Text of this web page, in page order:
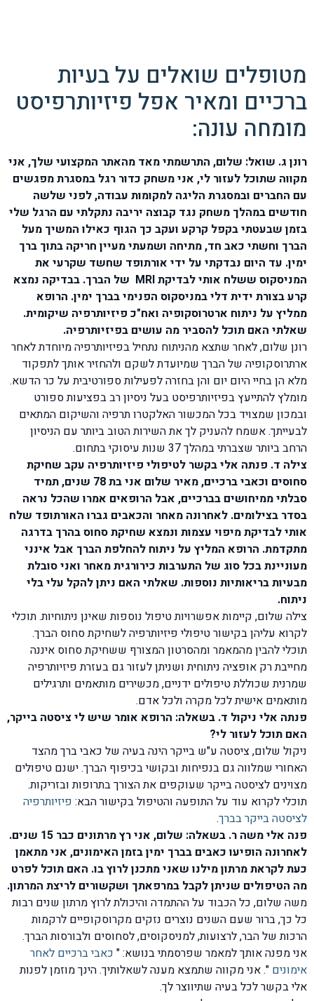
מטופלים שואלים על בעיות
ברכיים ומאיר אפל פיזיותרפיסט
מומחה עונה:
רונן ג. שואל: שלום, התרשמתי מאד מהאתר המקצועי שלך, אני
מקווה שתוכל לעזור לי, אני משחק כדור רגל במסגרת מפגשים
עם החברים ובמסגרת הליגה למקומות עבודה, לפני שלשה
חודשים במהלך משחק נגד קבוצה יריבה נתקלתי עם הרגל שלי
בזמן שבעטתי בקפל קרקע ועקב כך הגוף כאילו המשיך מעל
הברך וחשתי כאב חד, מתיחה ושמעתי מעיין חריקה בתוך ברך
ימין. עד היום נבדקתי על ידי אורתופד שחשד שקרעי את
המניסקוס ששלח אותי לבדיקת MRI של הברך. בבדיקה נמצא
קרע בצורת ידית דלי במניסקוס הפנימי בברך ימין. הרופא
ממליץ על ניתוח ארטרוסקופיה ואח"כ פיזיותרפיה שיקומית.
שאלתי האם תוכל להסביר מה עושים בפיזיותרפיה.
רונן שלום, לאחר שתצא מהניתוח נתחיל בפיזיותרפיה מיוחדת לאחר
ארתרוסקופיה של הברך שמיועדת לשקם ולהחזיר אותך לתפקוד
מלא הן בחיי היום יום והן בחזרה לפעילות ספורטיבית על כר הדשא.
מומלץ להתייעץ בפיזיותרפיסט בעל ניסיון רב בפציעות ספורט
ובמכון שמצויד בכל המכשור האלקטרו תרפיה והשיקום המתאים
לבעייתך. אשמח להעניק לך את השירות הטוב ביותר עם הניסיון
הרחב ביותר שצברתי במהלך 37 שנות עיסוקי בתחום.
צילה ד. פנתה אלי בקשר לטיפולי פיזיותרפיה עקב שחיקת
סחוסים וכאבי ברכיים, מאיר שלום אני בת 78 שנים, תמיד
סבלתי ממיחושים בברכיים, אבל הרופאים אמרו שהכל נראה
בסדר בצילומים. לאחרונה מאחר והכאבים גברו האורתופד שלח
אותי לבדיקת מיפוי עצמות ונמצא שחיקת סחוס בהרך בדרגה
מתקדמת. הרופא המליץ על ניתוח להחלפת הברך אבל אינני
מעוניינת בכל סוג של התערבות כירורגית מאחר ואני סובלת
מבעיות בריאותיות נוספות. שאלתי האם ניתן להקל עלי בלי
ניתוח.
צילה שלום, קיימות אפשרויות טיפול נוספות שאינן ניתוחיות. תוכלי
לקרוא עליהן בקישור טיפולי פיזיותרפיה לשחיקת סחוס הברך.
תוכלי להבין מהמאמר ומהסרטון המצורף ששחיקת סחוס איננה
מחייבת רק אופציה ניתוחית ושניתן לעזור גם בעזרת פיזיותרפיה
שמרנית שכוללת טיפולים ידניים, מכשירים מותאמים ותרגילים
מותאמים אישית לכל מקרה ולכל אדם.
פנתה אלי ניקול ד. בשאלה: הרופא אומר שיש לי ציסטה בייקר,
האם תוכל לעזור לי?
ניקול שלום, ציסטה ע"ש בייקר הינה בעיה של כאבי ברך מהצד
האחורי שמלווה גם בנפיחות ובקושי בכיפוף הברך. ישנם טיפולים
מצוינים לציסטה בייקר שעוקפים את הצורך בתרופות ובזריקות.
תוכלי לקרוא עוד על התופעה והטיפול בקישור הבא: פיזיותרפיה
לציסטה בייקר בברך.
פנה אלי משה ר. בשאלה: שלום, אני רץ מרתונים כבר 15 שנים.
לאחרונה הופיעו כאבים בברך ימין בזמן האימונים, אני מתאמן
כעת לקראת מרתון מילנו שאני מתכנן לרוץ בו. האם תוכל לפרט
מה הטיפולים שניתן לקבל במרפאתך ושקשורים לריצת המרתון.
משה שלום, כל הכבוד על ההתמדה והיכולת לרוץ מרתון שנים רבות
כל כך, ברור שעם השנים נוצרים נזקים מקרוסקופיים לרקמות
הרכות של הבר, לרצועות, למניסקוסים, לסחוסים ולבורסות הברך.
אני מפנה אותך למאמר שפרסמתי בנושא: " כאבי ברכיים לאחר
אימונים ". אני מקווה שתמצא מענה לשאלותיך. הינך מוזמן לפנות
אלי בקשר לכל בעיה שתיווצר לך.